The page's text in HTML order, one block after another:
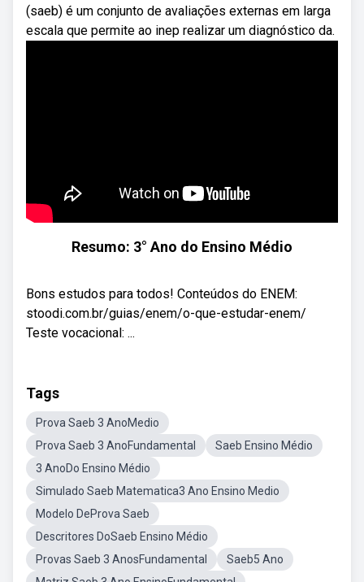
(saeb) é um conjunto de avaliações externas em larga
escala que permite ao inep realizar um diagnóstico da.
Resumo: 3° Ano do Ensino Médio
Bons estudos para todos! Conteúdos do ENEM:
stoodi.com.br/guias/enem/o-que-estudar-enem/
Teste vocacional: ...
Tags
Prova Saeb 3 AnoMedio
Prova Saeb 3 AnoFundamental
Saeb Ensino Médio
3 AnoDo Ensino Médio
Simulado Saeb Matematica3 Ano Ensino Medio
Modelo DeProva Saeb
Descritores DoSaeb Ensino Médio
Provas Saeb 3 AnosFundamental
Saeb5 Ano